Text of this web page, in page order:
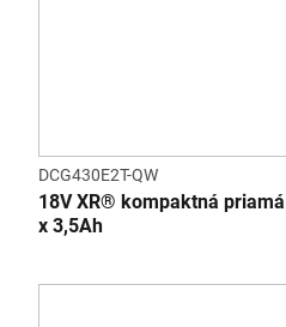
DCG430E2T-QW
18V XR® kompaktná
x 3,5Ah